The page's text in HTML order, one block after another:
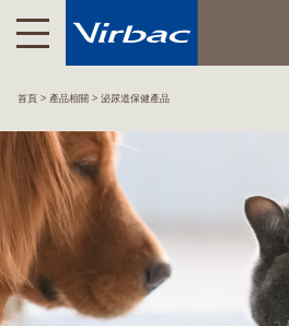
首頁 產品相關 泌尿道保健產品